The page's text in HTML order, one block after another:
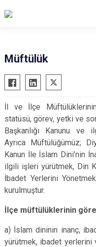
Abana
Ağlı
Araç
Azdavay
Bozkurt
Çatalzeytin
Cide
Daday
Doğanyurt
Müftülük
İl ve İlçe
statüsü, görev, yetki ve
Başkanlığı Kanunu ve
Ayrıca Müftülüğümüz;
Kanun İle İslam Dini’nin
ilgili işleri yürütmek, Din
İbadet Yerlerini
kurulmuştur.
İlçe müftülüklerinin
a) İslam dininin inanç,
yürütmek, ibadet